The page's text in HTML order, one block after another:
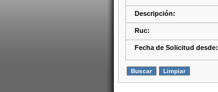
Descripción:
Ruc:
Fecha de Solicitud desde: